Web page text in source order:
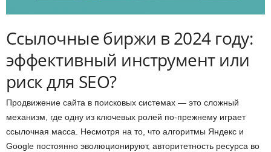
Ссылочные биржи в 2024 году:
эффективный инструмент или
риск для SEO?
Продвижение сайта в поисковых системах — это сложный
механизм, где одну из ключевых ролей по-прежнему играет
ссылочная масса. Несмотря на то, что алгоритмы Яндекс и
Google постоянно эволюционируют, авторитетность ресурса во